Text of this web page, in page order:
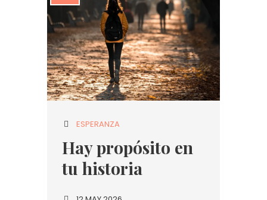
ESPERANZA
Hay propósito en
tu historia